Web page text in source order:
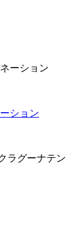
ション
ラグーナテン